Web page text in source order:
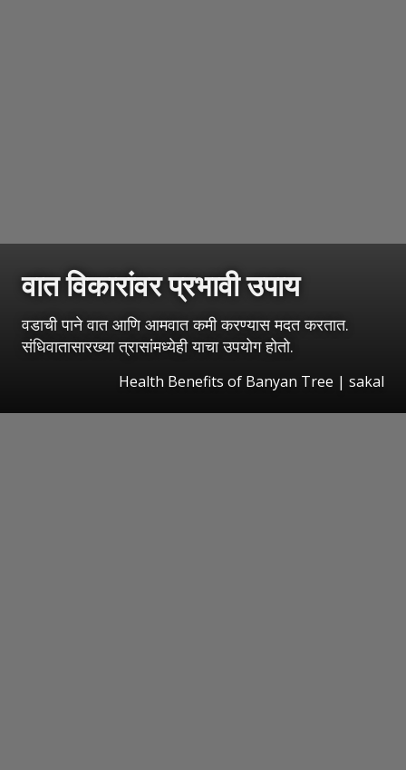
वात विकारांवर प्रभावी उपाय
वडाची पाने वात आणि आमवात कमी करण्यास मदत करतात.
संधिवातासारख्या त्रासांमध्येही याचा उपयोग होतो.
Health Benefits of Banyan Tree | sakal